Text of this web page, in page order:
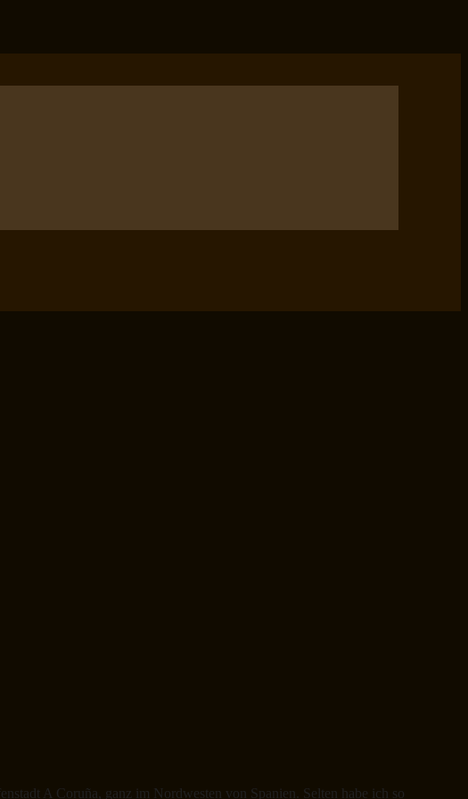
A Coruña, ganz im Nordwesten von Spanien. Selten habe ich so